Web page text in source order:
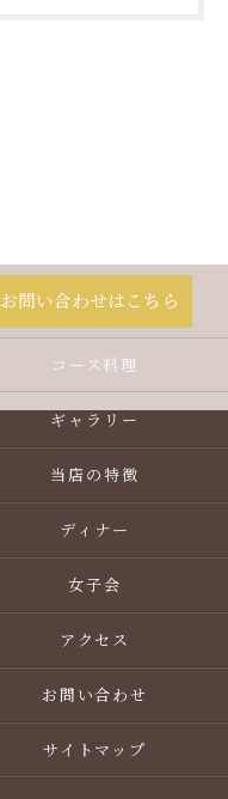
お問い合わせはこちら
コース料理
ギャラリー
当店の特徴
ディナー
女子会
アクセス
お問い合わせ
サイトマップ